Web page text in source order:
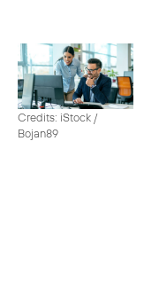
Credits: iStock /
Bojan89